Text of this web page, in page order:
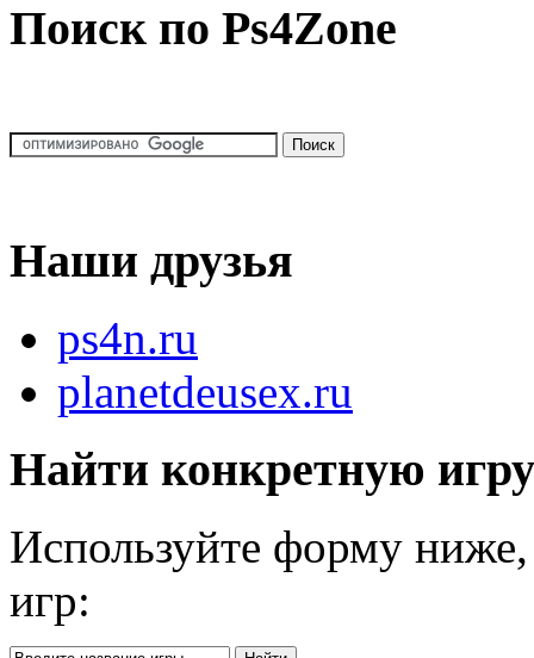
Поиск по Ps4Zone
Наши друзья
ps4n.ru
planetdeusex.ru
Найти конкретную
Используйте форму
игр: